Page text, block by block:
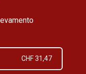
CHF 31,47